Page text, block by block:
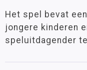
Het spel bevat
jongere kinderen
speluitdagender